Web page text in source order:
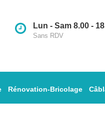
Lun - Sam 8.00 -
Sans RDV
Rénovation-Bricolage